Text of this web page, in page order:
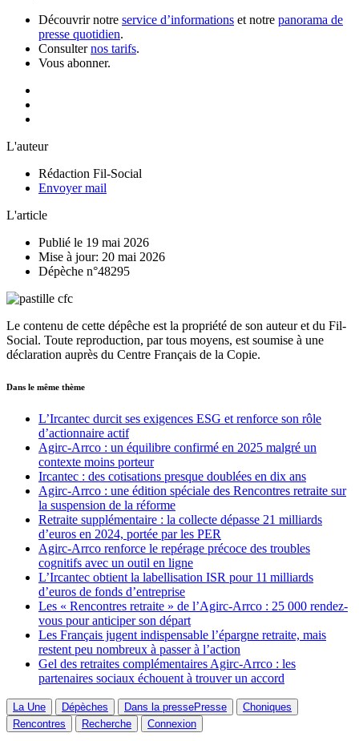
Découvrir notre service d’informations et notre panorama de
presse quotidien.
Consulternos tarifs.
Vous abonner.
L'auteur
Rédaction Fil-Social
Envoyer mail
L'article
Publié le 19 mai 2026
Mise à jour: 20 mai 2026
Dépèche n°48295
Le contenu de cette dépêche est la propriété de son auteur et du Fil-
Social. Toute reproduction, par tous moyens, est soumise à une
déclaration auprès du Centre Français de la Copie.
Dans le même thème
L’Ircantec durcit ses exigences ESG et renforce son rôle
d’actionnaire actif
Agirc-Arrco : un équilibre confirmé en 2025 malgré un
contexte moins porteur
Ircantec : des cotisations presque doublées en dix ans
Agirc-Arrco : une édition spéciale des Rencontres retraite sur
la suspension de la réforme
Retraite supplémentaire : la collecte dépasse 21 milliards
d’euros en 2024, portée par les PER
Agirc-Arrco renforce le repérage précoce des troubles
cognitifs avec un outil en ligne
L’Ircantec obtient la labellisation ISR pour 11 milliards
d’euros de fonds d’entreprise
Les « Rencontres retraite » de l’Agirc-Arrco : 25 000 rendez-
vous pour anticiper son départ
Les Français jugent indispensable l’épargne retraite, mais
restent peu nombreux à passer à l’action
Gel des retraites complémentaires Agirc-Arrco : les
partenaires sociaux échouent à trouver un accord
La Une Dépèches Dans la pressePresse
Choniques
Rencontres
Recherche Connexion